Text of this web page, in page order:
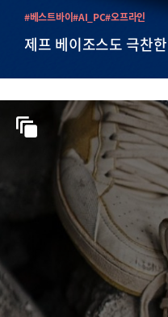
제프 베이조스도 극찬
#베스트바이#AI_PC#오프라인